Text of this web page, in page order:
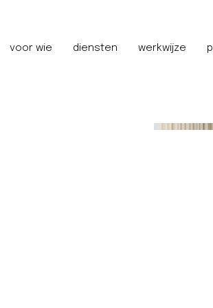
voor wie diensten werkwijze